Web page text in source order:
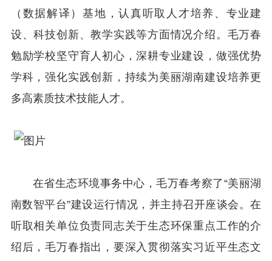
（数据解译）基地，认真听取人才培养、专业建
设、科技创新、教学实践等方面情况介绍。毛万春
勉励学校坚守育人初心，深耕专业建设，做强优势
学科，强化实践创新，持续为美丽湖南建设培养更
多高素质技术技能人才。
在省生态环境事务中心，毛万春考察了“美丽湖
南数智平台”建设运行情况，并主持召开座谈会。在
听取相关单位负责同志关于生态环保重点工作的介
绍后，毛万春指出，要深入贯彻落实习近平生态文